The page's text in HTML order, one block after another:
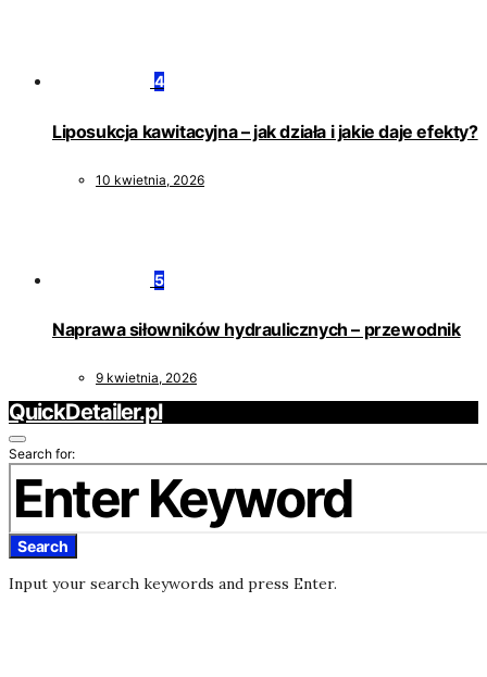
4
Liposukcja kawitacyjna – jak działa i jakie daje efekty?
10 kwietnia, 2026
5
Naprawa siłowników hydraulicznych – przewodnik
9 kwietnia, 2026
QuickDetailer.pl
Search for:
Search
Input your search keywords and press Enter.